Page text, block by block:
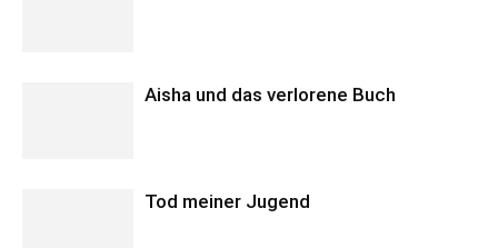
Aisha und das verlorene Buch
Tod meiner Jugend